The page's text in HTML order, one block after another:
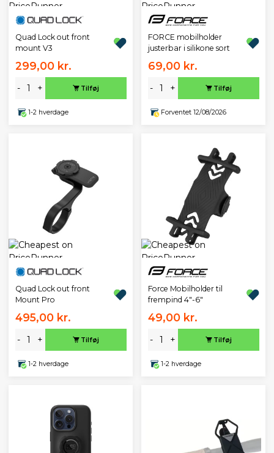
Quad Lock out front
mount V3
299,00 kr.
- + Tilføj
1-2 hverdage
FORCE mobilholder
justerbar i silikone sort
69,00 kr.
- + Tilføj
Forventet 12/08/2026
Quad Lock out front
Mount Pro
495,00 kr.
- + Tilføj
1-2 hverdage
Force Mobilholder til
frempind 4"-6"
49,00 kr.
- + Tilføj
1-2 hverdage